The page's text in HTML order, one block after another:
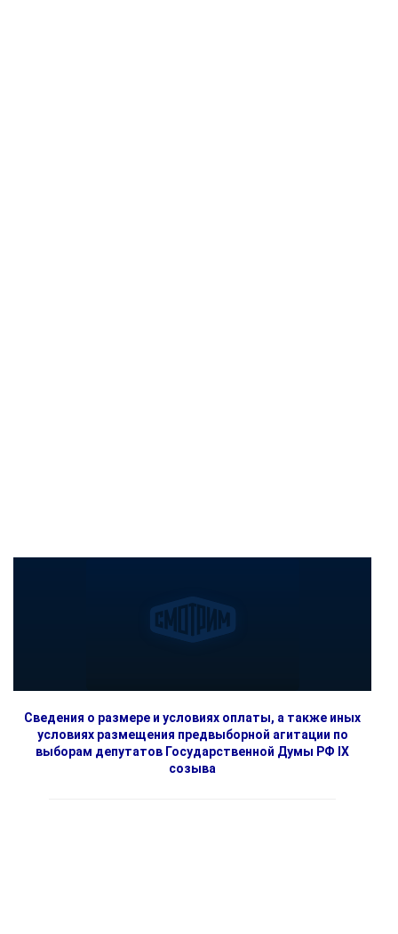
Сведения о размере и условиях оплаты, а также иных
условиях размещения предвыборной агитации по
выборам депутатов Государственной Думы РФ IX
созыва